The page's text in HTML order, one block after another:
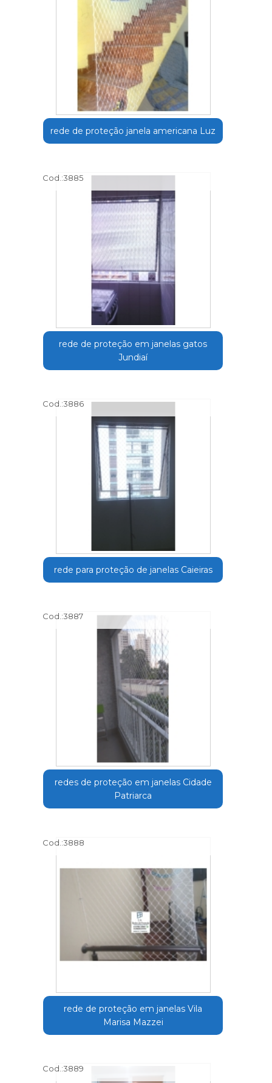
rede de proteção janela americana Luz
Cod.:3885
rede de proteção em janelas gatos
Jundiaí
Cod.:3886
rede para proteção de janelas Caieiras
Cod.:3887
redes de proteção em janelas Cidade
Patriarca
Cod.:3888
rede de proteção em janelas Vila
Marisa Mazzei
Cod.:3889